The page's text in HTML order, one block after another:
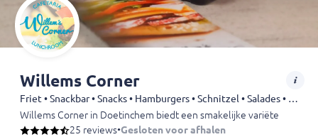
Willems Corner
Friet • Snackbar • Snacks • Hamburgers • Schnitzel • Salades • Kapsalon
Willems Corner in Doetinchem biedt een smakelijke variëteit aan
25 reviews•Gesloten voor afhalen